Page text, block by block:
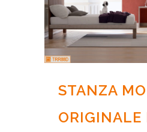
STANZA
ORIGINALE